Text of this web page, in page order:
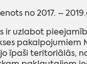
no 2017. –
ir uzlabot
pakalpojumiem
īpaši teritoriālās,